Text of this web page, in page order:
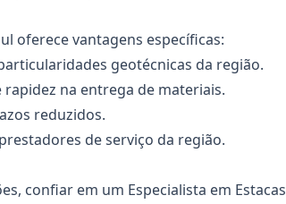
oferece vantagens específicas:
geotécnicas da região.
na entrega de materiais.
reduzidos.
de serviço da região.
confiar em um Especialista em Estacas